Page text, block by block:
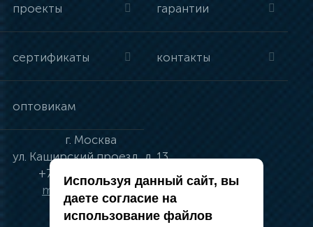
проекты гарантии
сертификаты контакты
оптовикам
г. Москва
ул. Каширский проезд, д. 13
+7 (495) 134-41-83
moskva@vincci.ru
Используя данный сайт, вы
даете согласие на
использование файлов